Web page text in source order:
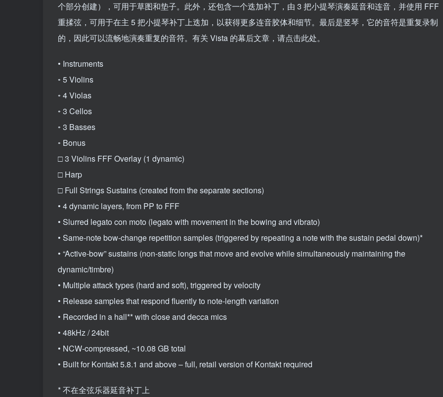
个部分创建），可用于草图和垫子。此外，还包含一个迭加补丁，由 3 把小提琴演奏延音和连音，并使用 FFF
重揉弦，可用于在主 5 把小提琴补丁上迭加，以获得更多连音胶体和细节。最后是竖琴，它的音符是重复录制
的，因此可以流畅地演奏重复的音符。有关 Vista 的幕后文章，请点击此处。
• Instruments
◦ 5 Violins
◦ 4 Violas
◦ 3 Cellos
◦ 3 Basses
◦ Bonus
□ 3 Violins FFF Overlay (1 dynamic)
□ Harp
□ Full Strings Sustains (created from the separate sections)
• 4 dynamic layers, from PP to FFF
• Slurred legato con moto (legato with movement in the bowing and vibrato)
• Same-note bow-change repetition samples (triggered by repeating a note with the sustain pedal down)*
• “Active-bow” sustains (non-static longs that move and evolve while simultaneously maintaining the
dynamic/timbre)
• Multiple attack types (hard and soft), triggered by velocity
• Release samples that respond fluently to note-length variation
• Recorded in a hall** with close and decca mics
• 48kHz / 24bit
• NCW-compressed, ~10.08 GB total
• Built for Kontakt 5.8.1 and above – full, retail version of Kontakt required
* 不在全弦乐器延音补丁上